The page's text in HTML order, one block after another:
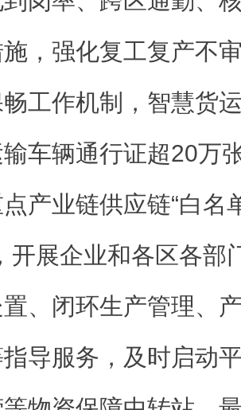
，强化复工复产不
工作机制，智慧货
车辆通行证超20万
产业链供应链“白名
开展企业和各区各部
、闭环生产管理、
导服务，及时启动